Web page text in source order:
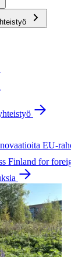
EU-
Finland for